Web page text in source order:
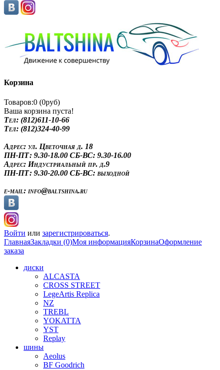
Корзина
Товаров:0 (0руб)
Ваша корзина пуста!
Tел: (812)611-10-66
Tел: (812)324-40-99
Адрес: ул. Цветочная д. 18
ПН-ПТ: 9.30-18.00 СБ-ВС: 9.30-16.00
Адрес: Индустриальный пр. д.9
ПН-ПТ: 9.30-20.00 СБ-ВС: выходной
e-mail: info@baltshina.ru
Войти или зарегистрироваться.
ГлавнаяЗакладки (0)Моя информацияКорзинаОформление
заказа
диски
ALCASTA
CROSS STREET
LegeArtis Replica
NZ
TREBL
YOKATTA
YST
Replay
шины
Aeolus
BF Goodrich